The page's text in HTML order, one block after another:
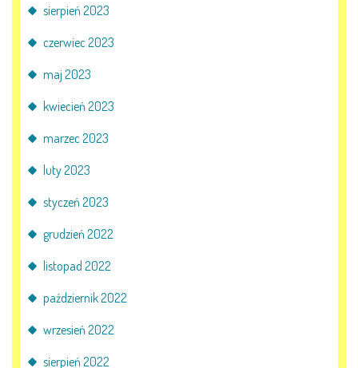
sierpień 2023
czerwiec 2023
maj 2023
kwiecień 2023
marzec 2023
luty 2023
styczeń 2023
grudzień 2022
listopad 2022
październik 2022
wrzesień 2022
sierpień 2022